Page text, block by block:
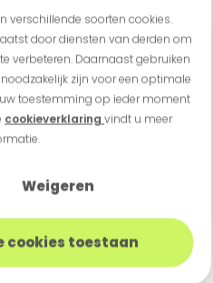
verschillende soorten cookies.
door diensten van derden om
verbeteren. Daarnaast gebruiken
zijn voor een optimale
toestemming op ieder moment
cookieverklaring vindt u meer
Weigeren
cookies toestaan